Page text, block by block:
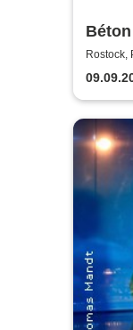
Rostock,